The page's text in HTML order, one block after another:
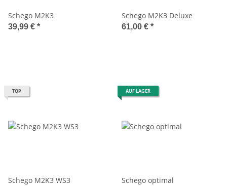
Schego M2K3
39,99 € *
Schego M2K3 Deluxe
61,00 € *
TOP
Schego M2K3 WS3
AUF LAGER
Schego optimal